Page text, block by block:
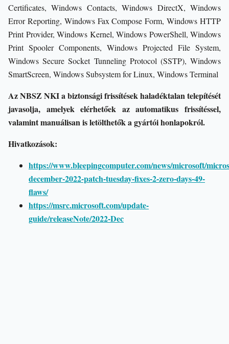
Certificates, Windows Contacts, Windows DirectX, Windows
Error Reporting, Windows Fax Compose Form, Windows HTTP
Print Provider, Windows Kernel, Windows PowerShell, Windows
Print Spooler Components, Windows Projected File System,
Windows Secure Socket Tunneling Protocol (SSTP), Windows
SmartScreen, Windows Subsystem for Linux, Windows Terminal
Az NBSZ NKI a biztonsági frissítések haladéktalan telepítését
javasolja, amelyek elérhetőek az automatikus frissítéssel,
valamint manuálisan is letölthetők a gyártói honlapokról.
Hivatkozások:
https://www.bleepingcomputer.com/news/microsoft/
december-2022-patch-tuesday-fixes-2-zero-days-49-
flaws/
https://msrc.microsoft.com/update-
guide/releaseNote/2022-Dec